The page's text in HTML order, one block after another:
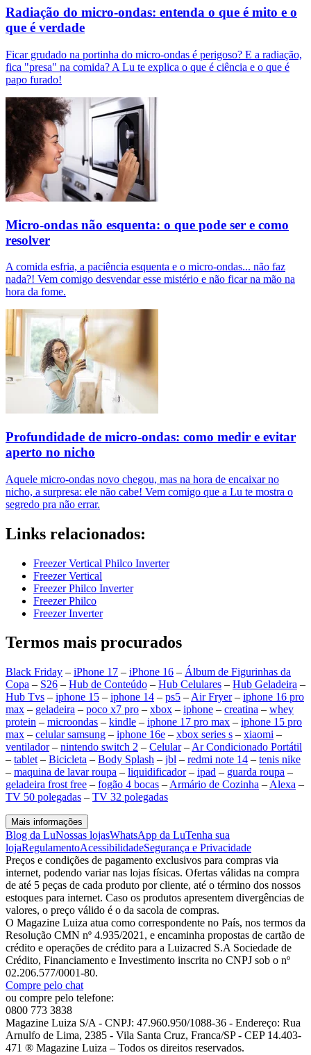
Radiação do micro-ondas: entenda o que é mito e o
que é verdade
Ficar grudado na portinha do micro-ondas é perigoso? E a radiação,
fica "presa" na comida? A Lu te explica o que é ciência e o que é
papo furado!
Micro-ondas não esquenta: o que pode ser e como
resolver
A comida esfria, a paciência esquenta e o micro-ondas... não faz
nada?! Vem comigo desvendar esse mistério e não ficar na mão na
hora da fome.
Profundidade de micro-ondas: como medir e evitar
aperto no nicho
Aquele micro-ondas novo chegou, mas na hora de encaixar no
nicho, a surpresa: ele não cabe! Vem comigo que a Lu te mostra o
segredo pra não errar.
Links relacionados:
Freezer Vertical Philco Inverter
Freezer Vertical
Freezer Philco Inverter
Freezer Philco
Freezer Inverter
Termos mais procurados
Black Friday – iPhone 17 – iPhone 16 – Álbum de Figurinhas da
Copa – S26 – Hub de Conteúdo – Hub Celulares – Hub Geladeira –
Hub Tvs – iphone 15 – iphone 14 – ps5 – Air Fryer– iphone 16 pro
max – geladeira – poco x7 pro – xbox – iphone – creatina – whey
protein – microondas – kindle – iphone 17 pro max – iphone 15 pro
max – celular samsung – iphone 16e – xbox series s – xiaomi –
ventilador– nintendo switch 2 – Celular– Ar Condicionado Portátil
– tablet – Bicicleta – Body Splash – jbl – redmi note 14 – tenis nike
– maquina de lavar roupa – liquidificador– ipad – guarda roupa –
geladeira frost free – fogão 4 bocas – Armário de Cozinha – Alexa –
TV 50 polegadas – TV 32 polegadas
Mais informações
Blog da LuNossas lojasWhatsApp da LuTenha sua
lojaRegulamentoAcessibilidadeSegurança e Privacidade
Preços e condições de pagamento exclusivos para compras via
internet, podendo variar nas lojas físicas. Ofertas válidas na compra
de até 5 peças de cada produto por cliente, até o término dos nossos
estoques para internet. Caso os produtos apresentem divergências de
valores, o preço válido é o da sacola de compras.
O Magazine Luiza atua como correspondente no País, nos termos da
Resolução CMN nº 4.935/2021, e encaminha propostas de cartão de
crédito e operações de crédito para a Luizacred S.A Sociedade de
Crédito, Financiamento e Investimento inscrita no CNPJ sob o nº
02.206.577/0001-80.
Compre pelo chat
ou compre pelo telefone:
0800 773 3838
Magazine Luiza S/A - CNPJ: 47.960.950/1088-36 - Endereço: Rua
Arnulfo de Lima, 2385 - Vila Santa Cruz, Franca/SP - CEP 14.403-
471 ® Magazine Luiza – Todos os direitos reservados.